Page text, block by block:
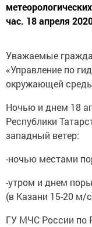
час. 18 апреля
Уважаемые
«Управление по
окружающей среды
Ночью и днем 18
Республики
западный ветер:
-ночью местами
-утром и днем
(в Казани 15-20 м/
ГУ МЧС России по